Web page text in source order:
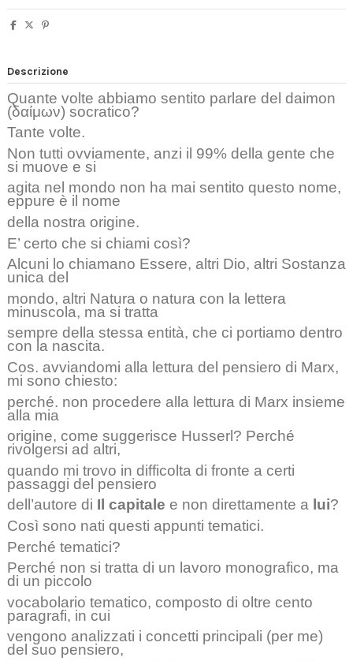
Descrizione
Quante volte abbiamo sentito parlare del daimon
(δαίμων) socratico?
Tante volte.
Non tutti ovviamente, anzi il 99% della gente che
si muove e si
agita nel mondo non ha mai sentito questo nome,
eppure è il nome
della nostra origine.
E’ certo che si chiami così?
Alcuni lo chiamano Essere, altri Dio, altri Sostanza
unica del
mondo, altri Natura o natura con la lettera
minuscola, ma si tratta
sempre della stessa entità, che ci portiamo dentro
con la nascita.
Cos. avviandomi alla lettura del pensiero di Marx,
mi sono chiesto:
perché. non procedere alla lettura di Marx insieme
alla mia
origine, come suggerisce Husserl? Perché
rivolgersi ad altri,
quando mi trovo in difficolta di fronte a certi
passaggi del pensiero
dell’autore di Il capitale e non direttamente a lui?
Così sono nati questi appunti tematici.
Perché tematici?
Perché non si tratta di un lavoro monografico, ma
di un piccolo
vocabolario tematico, composto di oltre cento
paragrafi, in cui
vengono analizzati i concetti principali (per me)
del suo pensiero,